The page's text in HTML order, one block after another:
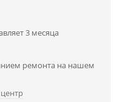
3 месяца
ремонта на нашем